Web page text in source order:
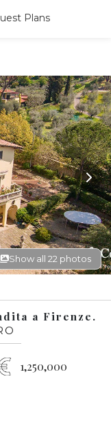
Show all 22 photos
a Firenze.
1,250,000
Plans